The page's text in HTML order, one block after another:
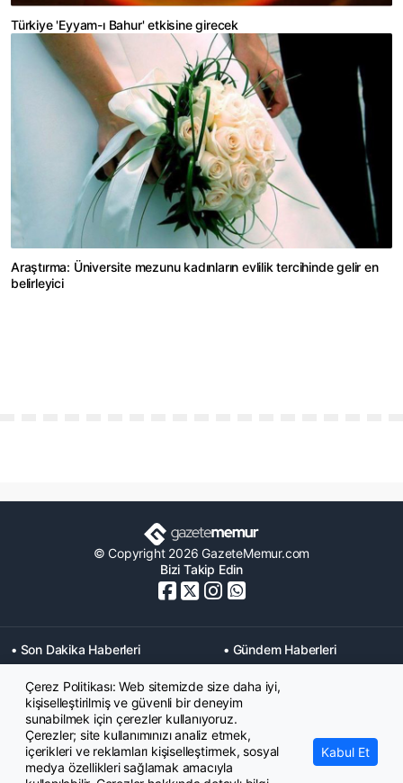
Türkiye 'Eyyam-ı Bahur' etkisine girecek
Araştırma: Üniversite mezunu kadınların evlilik tercihinde gelir en
belirleyici
© Copyright 2026 GazeteMemur.com
Bizi Takip Edin
• Son Dakika Haberleri
• Gündem Haberleri
• Memurlar Haberleri
• KPSS Haberleri
• Ekonomi Haberleri
• Eğitim Haberleri
• Yaşam Haberleri
• Maaş Verileri Haberleri
• Mahkeme Kararları
Haberleri
Çerez Politikası: Web sitemizde size daha iyi,
kişiselleştirilmiş ve güvenli bir deneyim
sunabilmek için çerezler kullanıyoruz.
Çerezler; site kullanımınızı analiz etmek,
içerikleri ve reklamları kişiselleştirmek, sosyal
medya özellikleri sağlamak amacıyla
Kabul Et